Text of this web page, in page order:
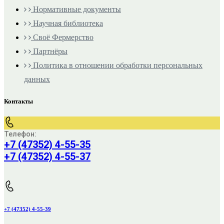
Нормативные документы
Научная библиотека
Своё Фермерство
Партнёры
Политика в отношении обработки персональных
данных
Контакты
Телефон:
+7 (47352) 4-55-35
+7 (47352) 4-55-37
+7 (47352) 4-55-39